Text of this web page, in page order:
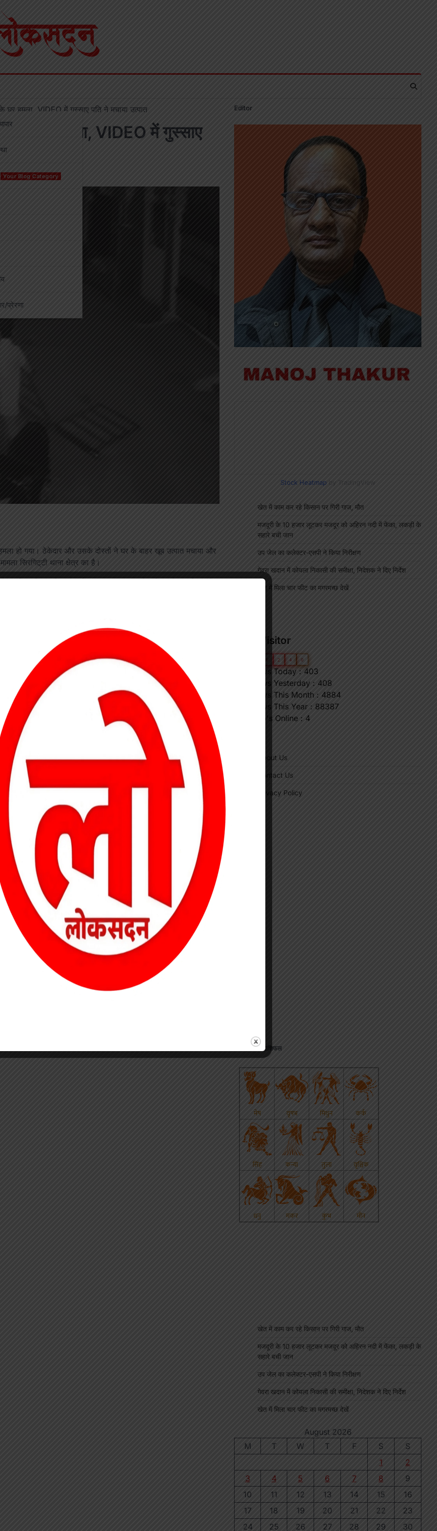
Your Blog Category
प्रेरणा
घर हमला, VIDEO में गुस्साए पति ने मचाया उत्पात
के घर हमला, VIDEO में गुस्साए
हो गया। ठेकेदार और उसके दोस्तों ने घर के बाहर खूब उत्पात मचाया और
सिरगिट्‌टी थाना क्षेत्र का है।
खिड़की का शीशा तोड़ दिया। बताया जा रहा है, महिला टीचर पति-पत्नी
उजाड़ने का आरोप लगाते हुए तोड़फोड़ कर दी।
कोरबा में चाकूबाजी से सनसनी, 50 वर्षीय निखिलेश पाल
पर जानलेवा हमला
लोड ट्रेलर के
बाल बचे चालक व
सुशील जायसवाल
कटघोरा वन मंडल में
आतंक लगातार…
WhatsApp
Threads
LinkedIn
Share
सुकमा में बड़ा ऑपरेशन: कुख्यात नक्सली
हिडमा और उसकी पत्नी राजे ढेर, 50 लाख
के इनामी का अंत
Views: 46 ✍️ भागीरथी यादव छत्तीसगढ़–
आंध्र प्रदेश सीमा पर सुरक्षाबलों को बड़ी
सफलता मिली है। सुकमा इलाके में चल…
Facebook
EmailWhatsApp
ThreadsLinkedIn
Share
Editor
Stock Heatmap by TradingView
खेत में काम कर रहे किसान पर गिरी गाज, मौत
मजदूरी के 10 हजार लूटकर मजदूर को अहिरन नदी में फेंका, लकड़ी के
सहारे बची जान
उप जेल का कलेक्टर-एसपी ने किया निरीक्षण
गेवरा खदान में कोयला निकासी की समीक्षा, निदेशक ने दिए निर्देश
खेत में मिला चार फीट का मगरमच्छ देखें
Our Visitor
2 4 0
Views Today : 403
Views Yesterday : 408
Views This Month : 4884
Views This Year : 88387
Who's Online : 4
About Us
Contact Us
Privacy Policy
जानिए अपना राशिफल
खेत में काम कर रहे किसान पर गिरी गाज, मौत
मजदूरी के 10 हजार लूटकर मजदूर को अहिरन नदी में फेंका, लकड़ी के
सहारे बची जान
उप जेल का कलेक्टर-एसपी ने किया निरीक्षण
गेवरा खदान में कोयला निकासी की समीक्षा, निदेशक ने दिए निर्देश
खेत में मिला चार फीट का मगरमच्छ देखें
August 2026
M
T W T F S
S
1
2
3
4 5 6 7 8
9
10
11 12 13 14 15
16
17
18 19 20 21 22
23
24
25 26 27 28 29 30